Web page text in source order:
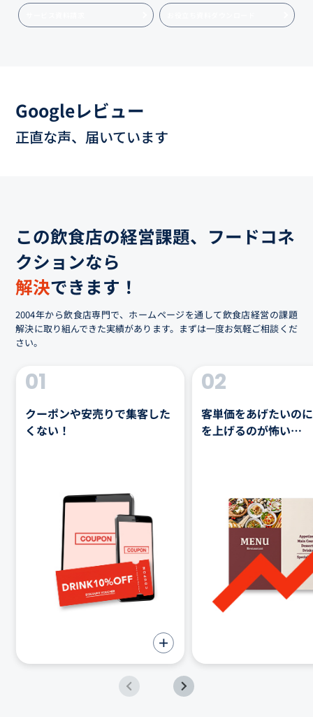
Googleレビュー
正直な声、届いています
この飲食店の経営課題、フードコネ
クションなら
解決できます！
2004年から飲食店専門で、ホームページを通して飲食店経営の課題
解決に取り組んできた実績があります。まずは一度お気軽ご相談くだ
さい。
01
クーポンや安売りで集客した
くない！
02
客単価をあげたいの
を上げるのが怖い…